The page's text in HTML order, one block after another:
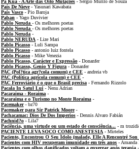
Pa Kua - A Arte das Oito Mutações - Sérgio Murilo de Souza
País De Nieve- Yasunari Kawabata
País Vasco - Pio Baroja
Paban - Yago Duvivier
Pablo Neruda - Os melhores poetas
Pablo Neruda - Os melhores poetas
Pablo Neruda -
Pablo NERUDA - Lize Mari
Pablo Picasso - Luli Sampa
Pablo Picasso - antonio luiz fontela
Pablo Picasso - Mike Venezia
Pablo Picasso, Carácter e Expressão - Donanfer
Pablo Picasso, Genio Y Figura - Donanfer
PAC (Pol?tica agr?cola comum) e CEE - andreia vb
PAC (Política agrícola comum) e CEE -
PAC Ferroviário é o que o Brasil precisa - Fernando Rizzolo
Pacala In Satul Lui - Nenu Adrian
Pacaraima - Roraima -
Pacaraima e o Turismo no Monte Roraima -
Pacemaker- bz70
Pacemaker para Sir Patrick Moore-
Pachacamac: Dios De Dos Imperios - Dennis Alvaro Fabián
Pachnid?o - Lila7
Paciência, uma virtude ou um estado de consciência... - m
PACIENTE LEVA SOCO COMO ANESTESIA - Mirteles
Paciente, Encontrou O Seu Ídolo (malade, Elle A Rencontré
Pacientes com HIV recuperam imunidade em três anos - Amanda
Pacientes com olhos danificados voltam a enxergar após terapia